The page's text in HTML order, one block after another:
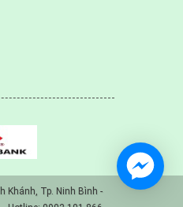
Khánh, Tp. Ninh Bình -